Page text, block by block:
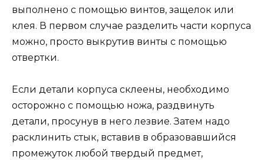
выполнено с помощью винтов, защелок или
клея. В первом случае разделить части корпуса
можно, просто выкрутив винты с помощью
отвертки.
Если детали корпуса склеены, необходимо
осторожно с помощью ножа, раздвинуть
детали, просунув в него лезвие. Затем надо
расклинить стык, вставив в образовавшийся
промежуток любой твердый предмет,